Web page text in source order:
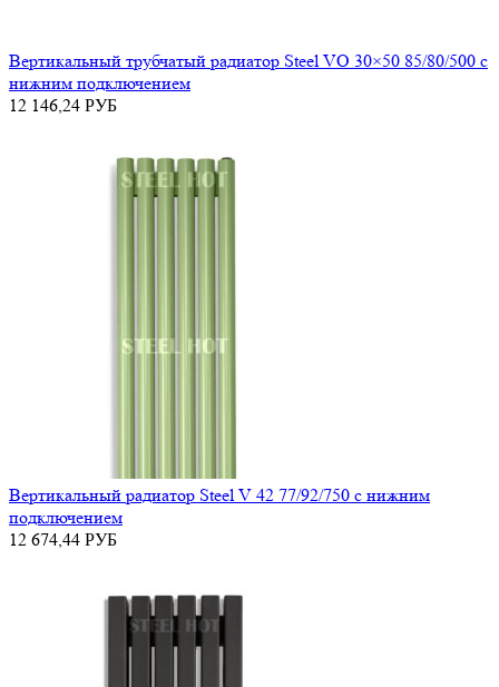
Вертикальный трубчатый радиатор Steel VO 30×50 85/80/500 с
нижним подключением
12 146,24 РУБ
Вертикальный радиатор Steel V 42 77/92/750 с нижним
подключением
12 674,44 РУБ